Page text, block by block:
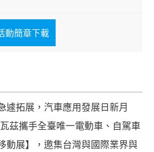
動簡章下載
遽拓展，汽車應用發展日新月
茲攜手全臺唯一電動車、自駕車
動展】，邀集台灣與國際業界與